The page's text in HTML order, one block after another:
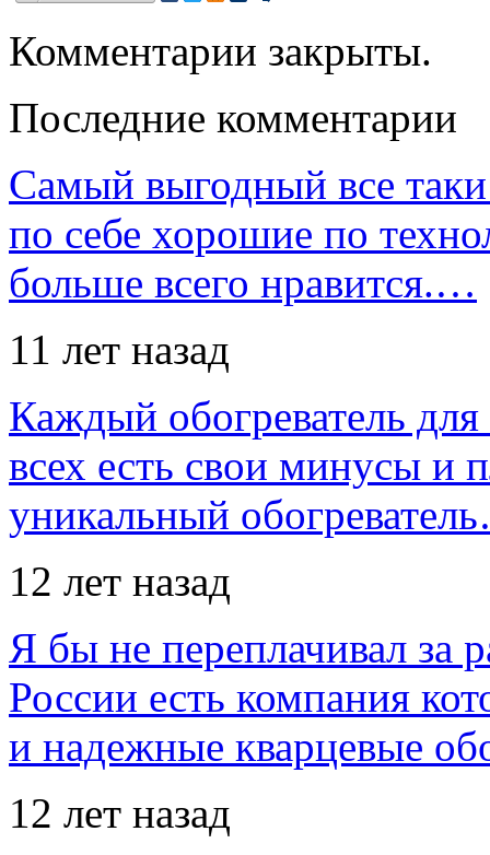
Комментарии закрыты.
Последние комментарии
Самый выгодный все таки
по себе хорошие по
больше всего нравится.…
11 лет назад
Каждый обогреватель
всех есть свои минусы и
уникальный
12 лет назад
Я бы не переплачивал за
России есть компания
и надежные кварцевые
12 лет назад